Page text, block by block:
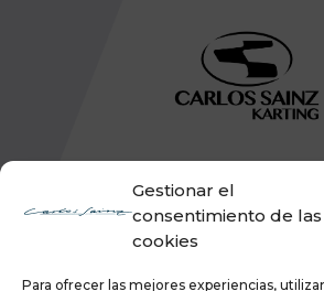
Gestionar el
consentimiento de las
cookies
Para ofrecer las mejores experiencias,